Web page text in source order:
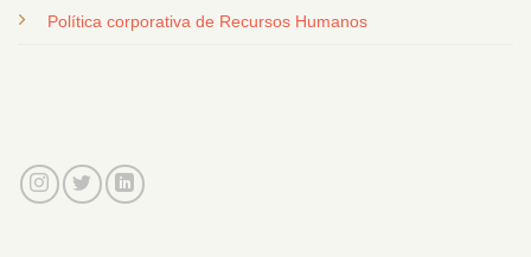
Política corporativa de Recursos Humanos